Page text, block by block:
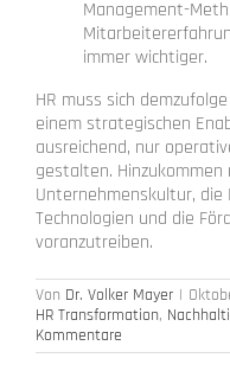
Management-
immer wichtiger.
HR muss sich
einem strategischen
ausreichend, nur
gestalten.
Unternehmenskultur,
Technologien und die
voranzutreiben.
Von Dr. Volker Mayer |
HR Transformation,
Kommentare